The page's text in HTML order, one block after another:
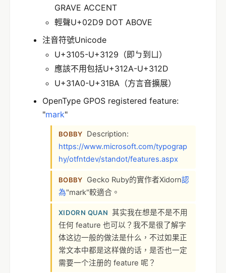
GRAVE ACCENT
輕聲U+02D9 DOT ABOVE
注音符號Unicode
U+3105-U+3129（即ㄅ到ㄩ）
應該不用包括U+312A-U+312D
U+31A0-U+31BA（方言音擴展）
OpenType GPOS registered feature:
"mark"
BOBBY
Description:
https://www.microsoft.com/typograp
hy/otfntdev/standot/features.aspx
BOBBY Gecko Ruby的實作者Xidorn認
為"mark"較適合。
XIDORN QUAN 其实我在想是不是不用
任何 feature 也可以？我不是很了解字
体这边一般的做法是什么，不过如果正
常文本中都是这样做的话，是否也一定
需要一个注册的 feature 呢？